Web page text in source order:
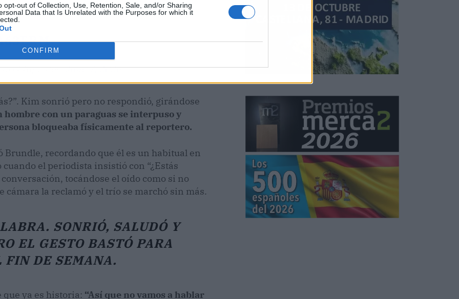
opt-out of Collection, Use, Retention, Sale, and/or Sharing
Data that Is Unrelated with the Purposes for which it
CONFIRM
June 7, 2026
Kim sonrió pero no respondió, girándose
hombre con un paraguas se interpuso y
bloqueaba físicamente al reportero.
Brundle, recordando que él es un habitual en
el periodista insistió con “¿Estás
tocándose el oído como si no
la reclamó y el trío se marchó sin más.
SONRIÓ, SALUDÓ Y
EL GESTO BASTÓ PARA
DE SEMANA.
ya es historia: “Así que no vamos a hablar